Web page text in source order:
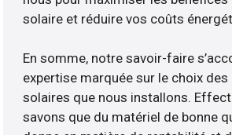
solaire et réduire vos coûts
En somme, notre savoir-faire
expertise marquée sur le choix des
solaires que nous installons.
savons que du matériel de bonne